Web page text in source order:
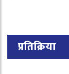
प्रतिक्रिया